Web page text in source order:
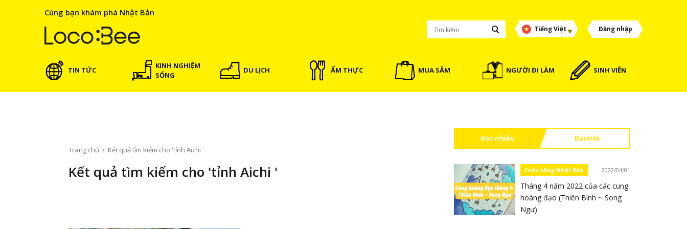
Cùng bạn khám phá Nhật Bản
Tiếng Việt Đăng nhập
TIN TỨC
KINH NGHIỆM
SỐNG
DU LỊCH ẨM THỰC MUA SẮM NGƯỜI ĐI LÀM SINH VIÊN
Trang chủ / Kết quả tìm kiếm cho 'tỉnh Aichi '
Kết quả tìm kiếm cho 'tỉnh Aichi '
Đọc nhiều Bài mới
Cuộc sống Nhật Bản 2022/04/01
Tháng 4 năm 2022 của các cung
hoàng đạo (Thiên Bình ~ Song
Ngư)